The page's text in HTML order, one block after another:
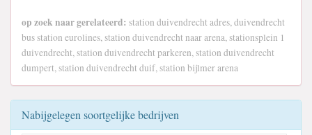
op zoek naar gerelateerd: station duivendrecht adres, duivendrecht
bus station eurolines, station duivendrecht naar arena, stationsplein 1
duivendrecht, station duivendrecht parkeren, station duivendrecht
dumpert, station duivendrecht duif, station bijlmer arena
Nabijgelegen soortgelijke bedrijven